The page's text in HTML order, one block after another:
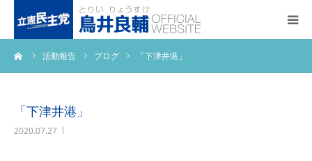
活動報告 ブログ 「下津井港」
「下津井港」
2020.07.27
トップページ
プロフィール